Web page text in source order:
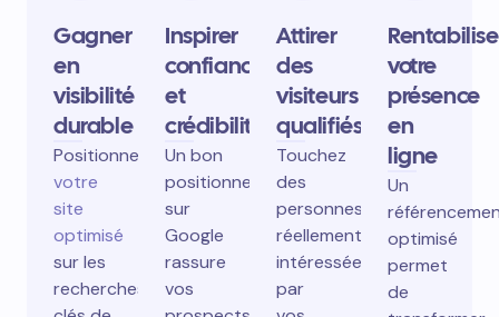
Gagner
en
visibilité
durable
Positionnez
votre
site
optimisé
sur les
recherches
Inspirer
confiance
et
crédibilité
Un bon
positionnement
sur
Google
rassure
vos
Attirer
des
visiteurs
qualifiés
Touchez
des
personnes
réellement
intéressées
par
votre
présence
en
ligne
Un
optimisé
permet
de